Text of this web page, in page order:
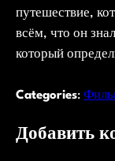
путешествие,
всём, что он
который
Categories:
Добавить